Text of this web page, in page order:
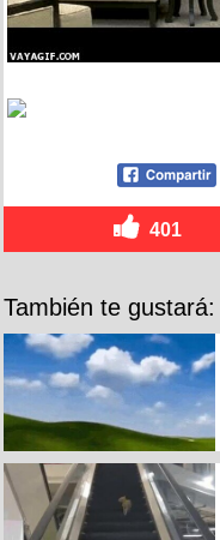
401
También te gustará: